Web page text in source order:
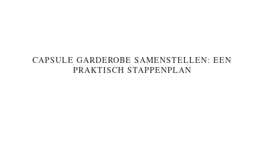
CAPSULE GARDEROBE SAMENSTELLEN: EEN
PRAKTISCH STAPPENPLAN